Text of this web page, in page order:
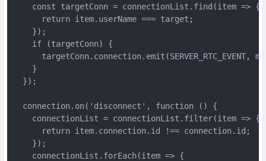
    const targetConn = connectionList.find(item => {
      return item.userName === target;
    });
    if (targetConn) {
targetConn.connection.emit(SERVER_RTC_EVENT,
    }
  });
  connection.on('disconnect', function () {
    connectionList = connectionList.filter(item => {
      return item.connection.id !== connection.id;
    });
    connectionList.forEach(item => {